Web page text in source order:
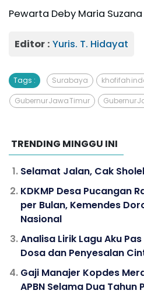
Pewarta Deby Maria
Editor : Yuris. T. Hidayat
Tags : Surabaya khofifah
Gubernur Jawa Timur Gubernur
TRENDING MINGGU INI
Selamat Jalan, Cak
KDKMP Desa Pucangan
per Bulan, Kemendes
Nasional
Analisa Lirik Lagu Aku
Dosa dan Penyesalan
Gaji Manajer Kopdes
APBN Selama Dua Tahun